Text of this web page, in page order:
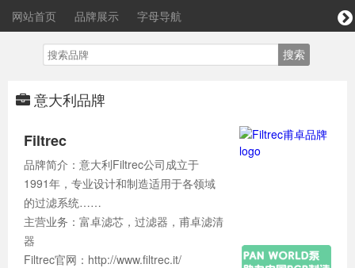
网站首页 品牌展示 字母导航
意大利品牌
Filtrec
品牌简介：意大利Filtrec公司成立于
1991年，专业设计和制造适用于各领域
的过滤系统……
主营业务：富卓滤芯，过滤器，甫卓滤清
器
Filtrec官网：http://www.filtrec.it/